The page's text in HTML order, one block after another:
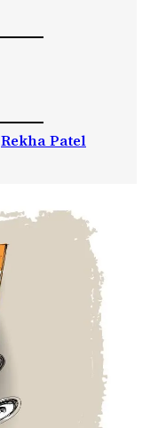
Rekha Patel